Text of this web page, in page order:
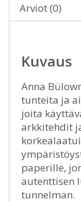
Arviot (0)
Kuvaus
Anna
tunteita ja
joita
arkkitehdit
paperille,
autenttisen
tunnelman.